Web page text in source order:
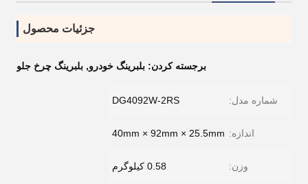
جزئیات محصول
برجسته کردن: بلبرینگ خودرو, بلبرینگ چرخ جلو
شماره مدل: DG4092W-2RS
اندازه: 40mm × 92mm × 25.5mm
وزن: 0.58 کیلوگرم